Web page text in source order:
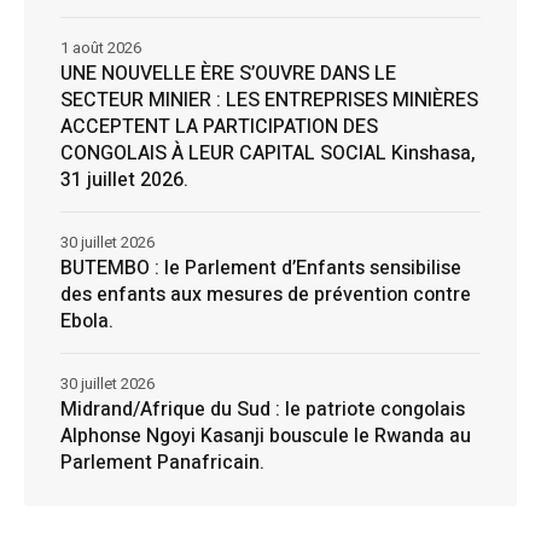
UNE NOUVELLE ÈRE S’OUVRE DANS LE
SECTEUR MINIER : LES ENTREPRISES MINIÈRES
ACCEPTENT LA PARTICIPATION DES
CONGOLAIS À LEUR CAPITAL SOCIAL Kinshasa,
31 juillet 2026.
1 août 2026
BUTEMBO : le Parlement d’Enfants sensibilise
des enfants aux mesures de prévention contre
Ebola.
30 juillet 2026
Midrand/Afrique du Sud : le patriote congolais
Alphonse Ngoyi Kasanji bouscule le Rwanda au
Parlement Panafricain.
30 juillet 2026